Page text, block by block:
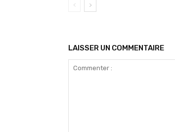
LAISSER UN COMMENTAIRE